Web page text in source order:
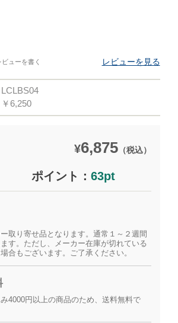
ビューを書く レビューを見る
LCLBS04
￥6,250
¥6,875（税込）
ポイント：63pt
取り寄せ品となります。通常１～２週間
す。ただし、メーカー在庫が切れている
合もございます。ご了承ください。
4000円以上の商品のため、送料無料で